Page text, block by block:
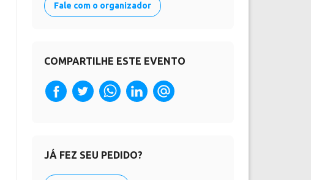
Fale com o organizador
COMPARTILHE ESTE EVENTO
JÁ FEZ SEU PEDIDO?